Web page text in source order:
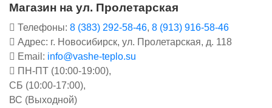
Магазин на ул. Пролетарская
Телефоны: 8 (383) 292-58-46, 8 (913) 916-58-46
Адрес: г. Новосибирск, ул. Пролетарская, д. 118
Email: info@vashe-teplo.su
ПН-ПТ (10:00-19:00),
СБ (10:00-17:00),
ВС (Выходной)